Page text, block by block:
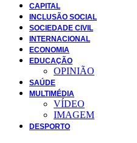
CAPITAL
INCLUSÃO SOCIAL
SOCIEDADE CIVIL
INTERNACIONAL
ECONOMIA
EDUCAÇÃO
OPINIÃO
SAÚDE
MULTIMÉDIA
VÍDEO
IMAGEM
DESPORTO